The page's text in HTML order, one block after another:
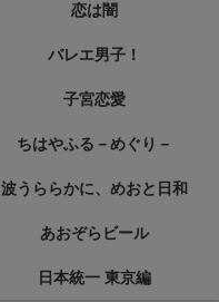
恋は闇
バレエ男子！
子宮恋愛
ちはやふる－めぐり－
波うららかに、めおと日和
あおぞらビール
日本統一 東京編